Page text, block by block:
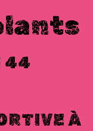
44
À